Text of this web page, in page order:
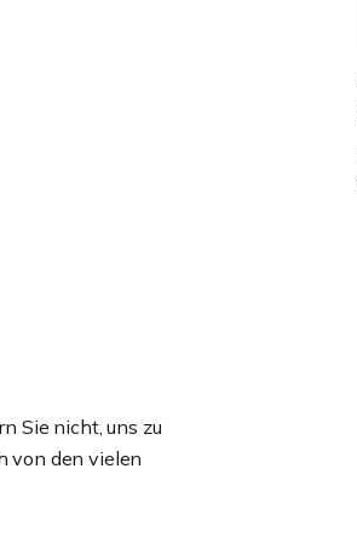
Sie nicht, uns zu
von den vielen